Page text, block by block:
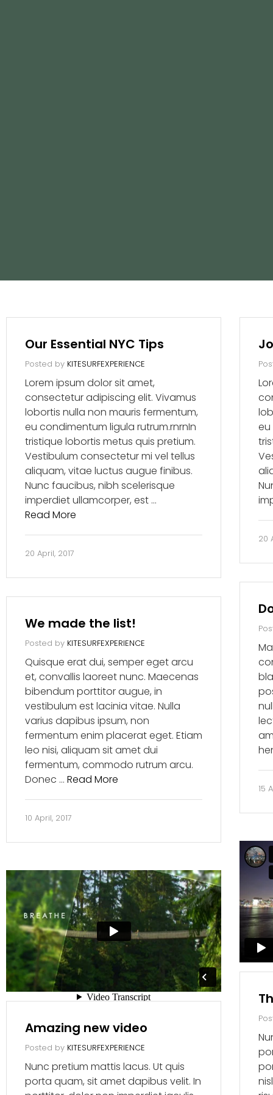
Our Essential NYC Tips
Posted by KITESURFEXPERIENCE
Lorem ipsum dolor sit amet,
consectetur adipiscing elit. Vivamus
lobortis nulla non mauris fermentum,
eu condimentum ligula rutrum.rnrnIn
tristique lobortis metus quis pretium.
Vestibulum consectetur mi vel tellus
aliquam, vitae luctus augue finibus.
Nunc faucibus, nibh scelerisque
imperdiet ullamcorper, est …
Read More
20 April, 2017
eu
20
15
We made the list!
Posted by KITESURFEXPERIENCE
Quisque erat dui, semper eget arcu
et, convallis laoreet nunc. Maecenas
bibendum porttitor augue, in
vestibulum est lacinia vitae. Nulla
varius dapibus ipsum, non
fermentum enim placerat eget. Etiam
leo nisi, aliquam sit amet dui
fermentum, commodo rutrum arcu.
Donec … Read More
10 April, 2017
Amazing new video
Posted by KITESURFEXPERIENCE
Nunc pretium mattis lacus. Ut quis
porta quam, sit amet dapibus velit. In